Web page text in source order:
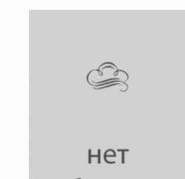
Мемуары и Биография
Сказки